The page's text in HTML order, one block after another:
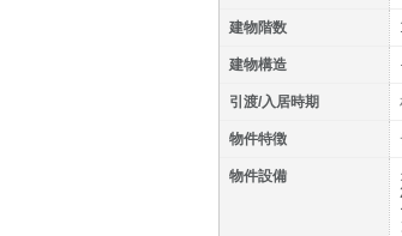
建物階数
建物構造
引渡/入居時期
物件特徴
物件設備